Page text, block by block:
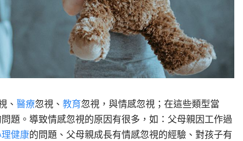
、 醫療忽視、 教育忽視，與情感忽視；在這些類型當
題。導致情感忽視的原因有很多，如：父母親因工作過
理健康的問題、父母親成長有情感忽視的經驗、對孩子有